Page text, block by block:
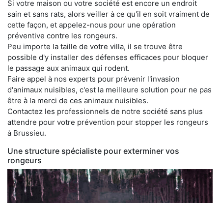
Si votre maison ou votre société est encore un endroit
sain et sans rats, alors veiller à ce qu'il en soit vraiment de
cette façon, et appelez-nous pour une opération
préventive contre les rongeurs.
Peu importe la taille de votre villa, il se trouve être
possible d'y installer des défenses efficaces pour bloquer
le passage aux animaux qui rodent.
Faire appel à nos experts pour prévenir l'invasion
d'animaux nuisibles, c'est la meilleure solution pour ne pas
être à la merci de ces animaux nuisibles.
Contactez les professionnels de notre société sans plus
attendre pour votre prévention pour stopper les rongeurs
à Brussieu.
Une structure spécialiste pour exterminer vos
rongeurs